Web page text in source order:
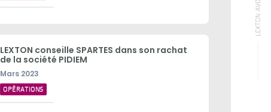
LEXTON conseille SPARTES dans son rachat
de la société PIDIEM
Mars 2023
OPÉRATIONS